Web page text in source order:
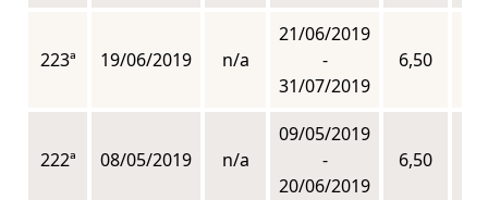
223ª 19/06/2019 n/a
21/06/2019
-
31/07/2019
6,50
222ª 08/05/2019 n/a
09/05/2019
-
20/06/2019
6,50